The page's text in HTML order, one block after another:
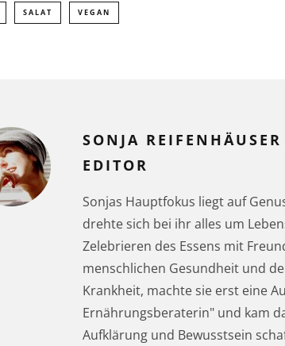
SALAT VEGAN
SONJA
EDITOR
Sonjas Hauptfokus liegt auf
drehte sich bei ihr alles um
Zelebrieren des Essens mit
menschlichen Gesundheit und
Krankheit, machte sie erst eine
Ernährungsberaterin" und kam
Aufklärung und Bewusstsein